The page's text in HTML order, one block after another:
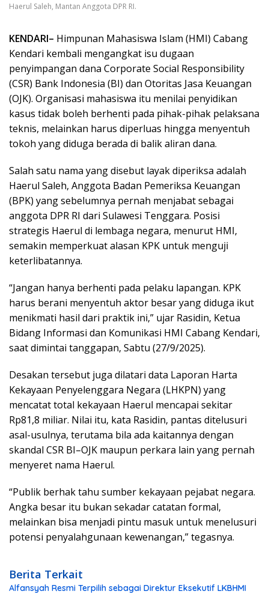
Haerul Saleh, Mantan Anggota DPR RI.
KENDARI– Himpunan Mahasiswa Islam (HMI) Cabang
Kendari kembali mengangkat isu dugaan
penyimpangan dana Corporate Social Responsibility
(CSR) Bank Indonesia (BI) dan Otoritas Jasa Keuangan
(OJK). Organisasi mahasiswa itu menilai penyidikan
kasus tidak boleh berhenti pada pihak-pihak pelaksana
teknis, melainkan harus diperluas hingga menyentuh
tokoh yang diduga berada di balik aliran dana.
Salah satu nama yang disebut layak diperiksa adalah
Haerul Saleh, Anggota Badan Pemeriksa Keuangan
(BPK) yang sebelumnya pernah menjabat sebagai
anggota DPR RI dari Sulawesi Tenggara. Posisi
strategis Haerul di lembaga negara, menurut HMI,
semakin memperkuat alasan KPK untuk menguji
keterlibatannya.
“Jangan hanya berhenti pada pelaku lapangan. KPK
harus berani menyentuh aktor besar yang diduga ikut
menikmati hasil dari praktik ini,” ujar Rasidin, Ketua
Bidang Informasi dan Komunikasi HMI Cabang Kendari,
saat dimintai tanggapan, Sabtu (27/9/2025).
Desakan tersebut juga dilatari data Laporan Harta
Kekayaan Penyelenggara Negara (LHKPN) yang
mencatat total kekayaan Haerul mencapai sekitar
Rp81,8 miliar. Nilai itu, kata Rasidin, pantas ditelusuri
asal-usulnya, terutama bila ada kaitannya dengan
skandal CSR BI–OJK maupun perkara lain yang pernah
menyeret nama Haerul.
“Publik berhak tahu sumber kekayaan pejabat negara.
Angka besar itu bukan sekadar catatan formal,
melainkan bisa menjadi pintu masuk untuk menelusuri
potensi penyalahgunaan kewenangan,” tegasnya.
Berita Terkait
Alfansyah Resmi Terpilih sebagai Direktur Eksekutif LKBHMI